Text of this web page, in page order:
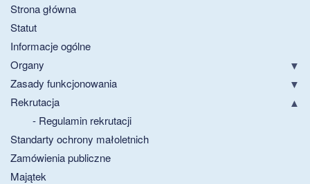
Strona główna
Statut
Informacje ogólne
Organy
Zasady funkcjonowania
Rekrutacja
- Regulamin rekrutacji
Standarty ochrony małoletnich
Zamówienia publiczne
Majątek